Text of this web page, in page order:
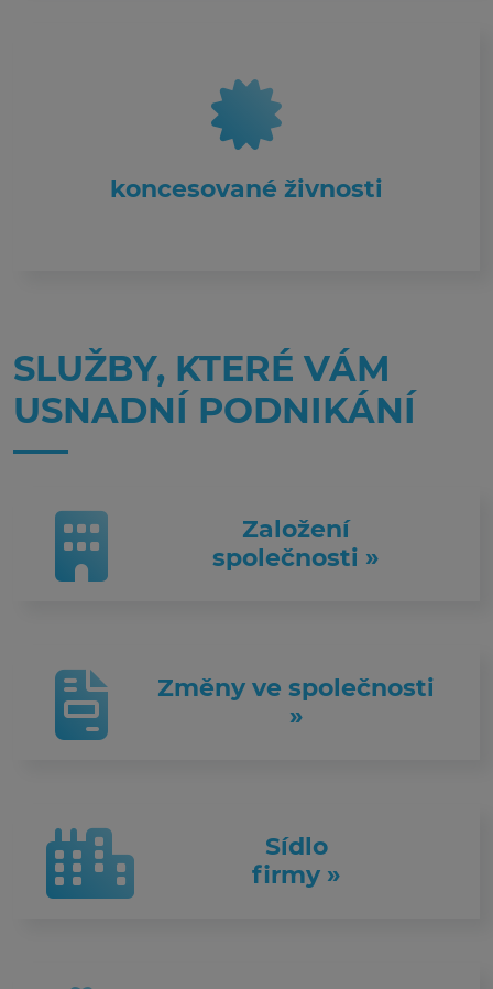
koncesované živnosti
SLUŽBY, KTERÉ VÁM
USNADNÍ PODNIKÁNÍ
Založení
společnosti »
Změny ve společnosti
»
Sídlo
firmy »